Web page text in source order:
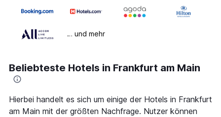
… und mehr
Beliebteste Hotels in Frankfurt am Main
Hierbei handelt es sich um einige der Hotels in Frankfurt
am Main mit der größten Nachfrage. Nutzer können